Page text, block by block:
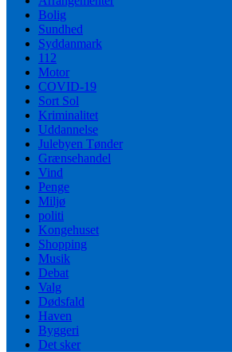
Bolig
Sundhed
Syddanmark
112
Motor
COVID-19
Sort Sol
Kriminalitet
Uddannelse
Julebyen Tønder
Grænsehandel
Vind
Penge
Miljø
politi
Kongehuset
Shopping
Musik
Debat
Valg
Dødsfald
Haven
Byggeri
Det sker